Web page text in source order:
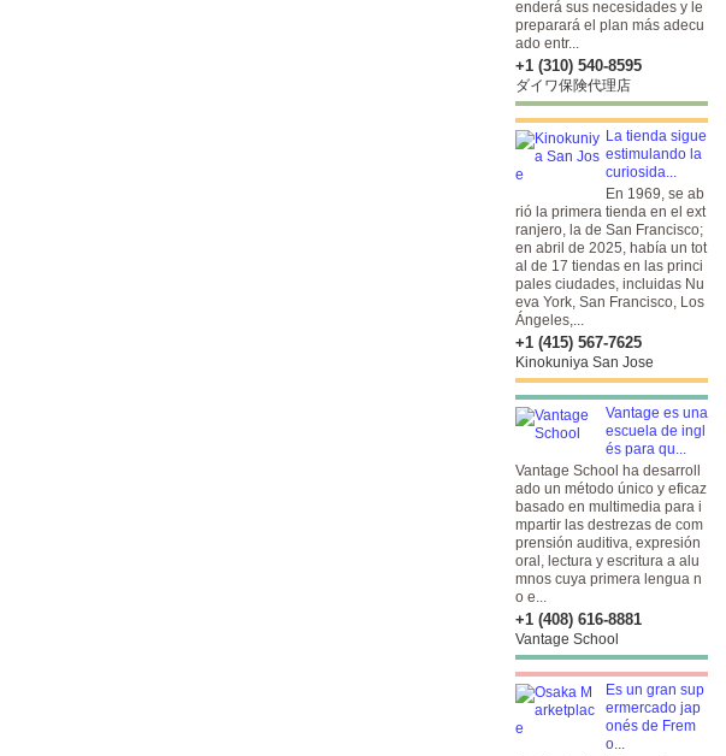
enderá sus necesidades y le
preparará el plan más adecu
ado entr...
+1 (310) 540-8595
ダイワ保険代理店
La tienda sigue
estimulando la
curiosida...
En 1969, se ab
rió la primera tienda en el ext
ranjero, la de San Francisco;
en abril de 2025, había un tot
al de 17 tiendas en las princi
pales ciudades, incluidas Nu
eva York, San Francisco, Los
Ángeles,...
+1 (415) 567-7625
Kinokuniya San Jose
Vantage es una
escuela de ingl
és para qu...
Vantage School ha desarroll
ado un método único y eficaz
basado en multimedia para i
mpartir las destrezas de com
prensión auditiva, expresión
oral, lectura y escritura a alu
mnos cuya primera lengua n
o e...
+1 (408) 616-8881
Vantage School
Es un gran sup
ermercado jap
onés de Frem
o...